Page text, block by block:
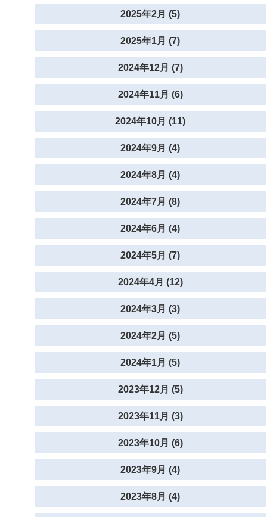
2025年2月 (5)
2025年1月 (7)
2024年12月 (7)
2024年11月 (6)
2024年10月 (11)
2024年9月 (4)
2024年8月 (4)
2024年7月 (8)
2024年6月 (4)
2024年5月 (7)
2024年4月 (12)
2024年3月 (3)
2024年2月 (5)
2024年1月 (5)
2023年12月 (5)
2023年11月 (3)
2023年10月 (6)
2023年9月 (4)
2023年8月 (4)